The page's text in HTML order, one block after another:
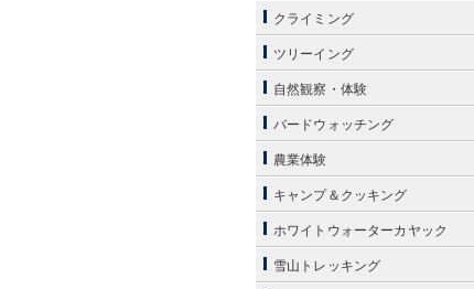
クライミング
ツリーイング
自然観察・体験
バードウォッチング
農業体験
キャンプ＆クッキング
ホワイトウォーターカヤック
雪山トレッキング